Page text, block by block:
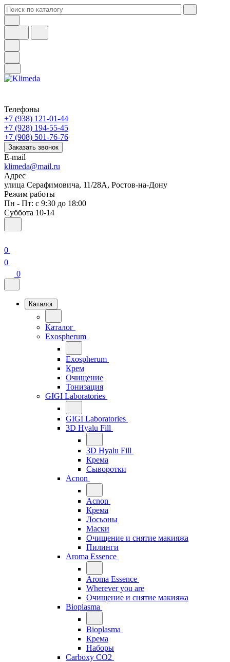
Телефоны
+7 (938) 121-01-44
+7 (928) 194-55-45
+7 (908) 501-76-76
Заказать звонок
E-mail
klimeda@mail.ru
Адрес
улица Серафимовича, 11/28А, Ростов-на-Дону
Режим работы
Пн - Пт: с 9:30 до 18:00
Суббота 10-14
0
0
0
Каталог
Каталог
Exospherum
Exospherum
Крем
Очищение
Тонизация
GIGI Laboratories
GIGI Laboratories
3D Hyalu Fill
3D Hyalu Fill
Крема
Сыворотки
Acnon
Acnon
Крема
Лосьоны
Маски
Очищение и снятие макияжа
Пилинги
Aroma Essence
Aroma Essence
Wherever you are
Очищение и снятие макияжа
Bioplasma
Bioplasma
Крема
Наборы
Carboxy CO2